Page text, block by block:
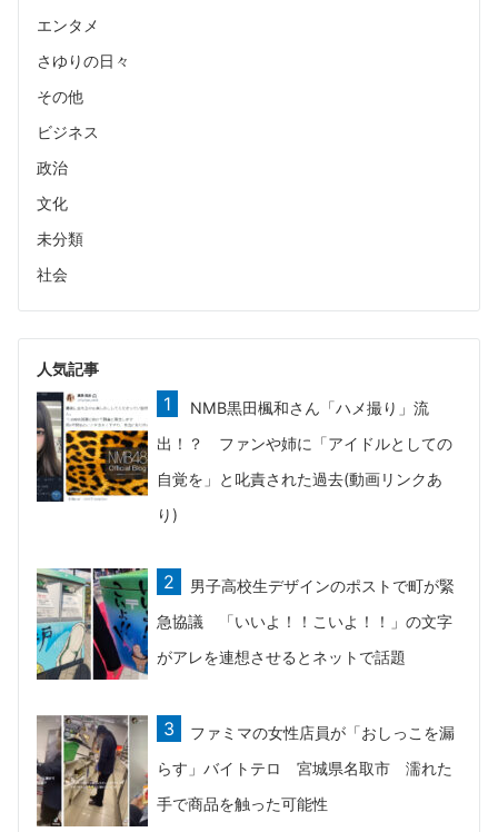
エンタメ
さゆりの日々
その他
ビジネス
政治
文化
未分類
社会
人気記事
NMB黒田楓和さん「ハメ撮り」流
出！？ ファンや姉に「アイドルとしての
自覚を」と叱責された過去(動画リンクあ
り)
男子高校生デザインのポストで町が緊
急協議 「いいよ！！こいよ！！」の文字
がアレを連想させるとネットで話題
ファミマの女性店員が「おしっこを漏
らす」バイトテロ 宮城県名取市 濡れた
手で商品を触った可能性